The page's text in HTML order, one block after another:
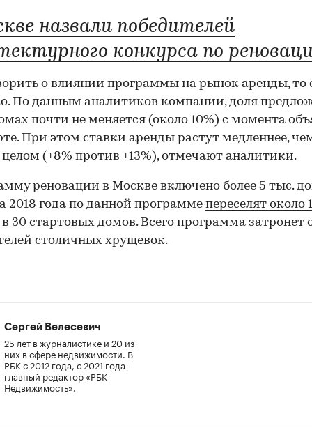
назвали победителей
конкурса по
о влиянии программы на рынок аренды, то
По данным аналитиков компании, доля
почти не меняется (около 10%) с момента
При этом ставки аренды растут медленнее,
(+8% против +13%), отмечают аналитики.
реновации в Москве включено более 5 тыс.
2018 года по данной программе переселят около
в 30 стартовых домов. Всего программа затронет
столичных хрущевок.
Сергей Велесевич
25 лет в журналистике и 20 из
них в сфере недвижимости. В
РБК с 2012 года, с 2021 года –
главный редактор «РБК-
Недвижимость».